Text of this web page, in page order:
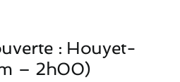
: Houyet-
– 2h00)